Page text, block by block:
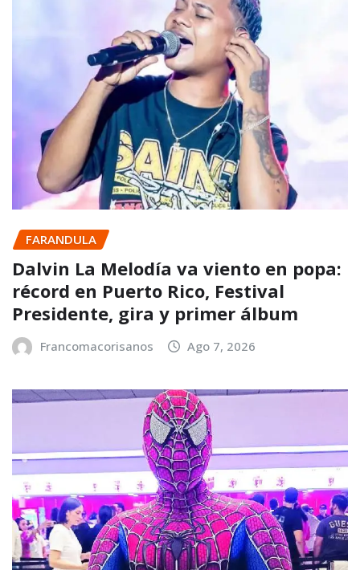
FARANDULA
Dalvin La Melodía va viento en popa:
récord en Puerto Rico, Festival
Presidente, gira y primer álbum
Francomacorisanos Ago 7, 2026